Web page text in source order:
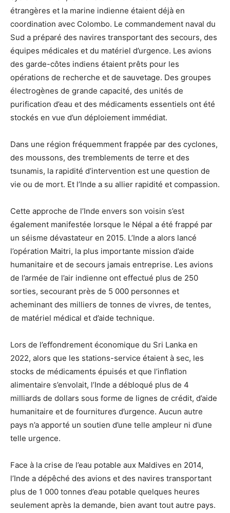
étrangères et la marine indienne étaient déjà en
coordination avec Colombo. Le commandement naval du
Sud a préparé des navires transportant des secours, des
équipes médicales et du matériel d’urgence. Les avions
des garde-côtes indiens étaient prêts pour les
opérations de recherche et de sauvetage. Des groupes
électrogènes de grande capacité, des unités de
purification d’eau et des médicaments essentiels ont été
stockés en vue d’un déploiement immédiat.
Dans une région fréquemment frappée par des cyclones,
des moussons, des tremblements de terre et des
tsunamis, la rapidité d’intervention est une question de
vie ou de mort. Et l’Inde a su allier rapidité et compassion.
Cette approche de l’Inde envers son voisin s’est
également manifestée lorsque le Népal a été frappé par
un séisme dévastateur en 2015. L’Inde a alors lancé
l’opération Maitri, la plus importante mission d’aide
humanitaire et de secours jamais entreprise. Les avions
de l’armée de l’air indienne ont effectué plus de 250
sorties, secourant près de 5 000 personnes et
acheminant des milliers de tonnes de vivres, de tentes,
de matériel médical et d’aide technique.
Lors de l’effondrement économique du Sri Lanka en
2022, alors que les stations-service étaient à sec, les
stocks de médicaments épuisés et que l’inflation
alimentaire s’envolait, l’Inde a débloqué plus de 4
milliards de dollars sous forme de lignes de crédit, d’aide
humanitaire et de fournitures d’urgence. Aucun autre
pays n’a apporté un soutien d’une telle ampleur ni d’une
telle urgence.
Face à la crise de l’eau potable aux Maldives en 2014,
l’Inde a dépêché des avions et des navires transportant
plus de 1 000 tonnes d’eau potable quelques heures
seulement après la demande, bien avant tout autre pays.